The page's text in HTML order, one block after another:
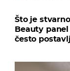
Što je
Beauty
često